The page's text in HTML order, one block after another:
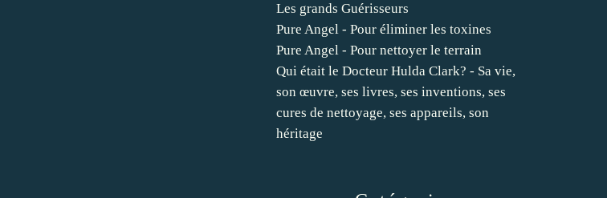
Les grands Guérisseurs
Pure Angel - Pour éliminer les toxines
Pure Angel - Pour nettoyer le terrain
Qui était le Docteur Hulda Clark? - Sa vie,
son œuvre, ses livres, ses inventions, ses
cures de nettoyage, ses appareils, son
héritage